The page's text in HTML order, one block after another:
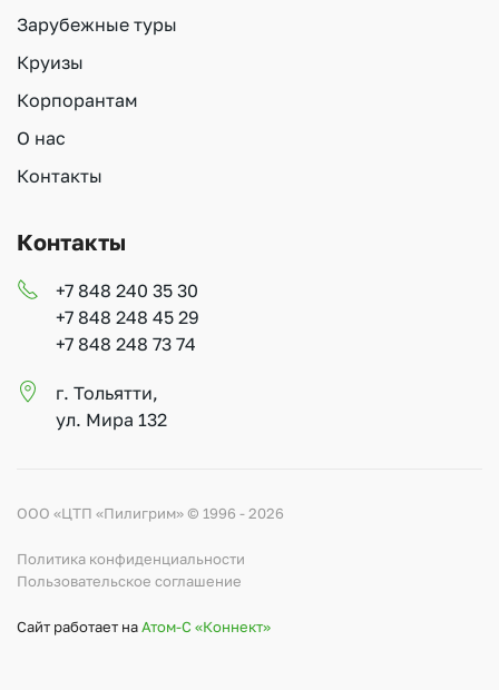
Зарубежные туры
Круизы
Корпорантам
О нас
Контакты
Контакты
+7 848 240 35 30
+7 848 248 45 29
+7 848 248 73 74
г. Тольятти,
ул. Мира 132
ООО «ЦТП «Пилигрим» © 1996 - 2026
Политика конфиденциальности
Пользовательское соглашение
Сайт работает наАтом-С «Коннект»